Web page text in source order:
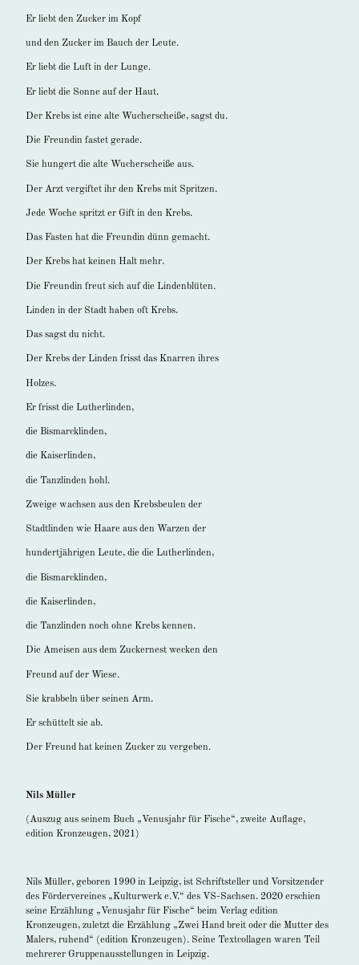
Er liebt den Zucker im Kopf
und den Zucker im Bauch der Leute.
Er liebt die Luft in der Lunge.
Er liebt die Sonne auf der Haut.
Der Krebs ist eine alte Wucherscheiße, sagst du.
Die Freundin fastet gerade.
Sie hungert die alte Wucherscheiße aus.
Der Arzt vergiftet ihr den Krebs mit Spritzen.
Jede Woche spritzt er Gift in den Krebs.
Das Fasten hat die Freundin dünn gemacht.
Der Krebs hat keinen Halt mehr.
Die Freundin freut sich auf die Lindenblüten.
Linden in der Stadt haben oft Krebs.
Das sagst du nicht.
Der Krebs der Linden frisst das Knarren ihres
Holzes.
Er frisst die Lutherlinden,
die Bismarcklinden,
die Kaiserlinden,
die Tanzlinden hohl.
Zweige wachsen aus den Krebsbeulen der
Stadtlinden wie Haare aus den Warzen der
hundertjährigen Leute, die die Lutherlinden,
die Bismarcklinden,
die Kaiserlinden,
die Tanzlinden noch ohne Krebs kennen.
Die Ameisen aus dem Zuckernest wecken den
Freund auf der Wiese.
Sie krabbeln über seinen Arm.
Er schüttelt sie ab.
Der Freund hat keinen Zucker zu vergeben.
Nils Müller
(Auszug aus seinem Buch „Venusjahr für Fische“, zweite Auflage,
edition Kronzeugen, 2021)
Nils Müller, geboren 1990 in Leipzig, ist Schriftsteller und Vorsitzender
des Fördervereines „Kulturwerk e.V.“ des VS-Sachsen. 2020 erschien
seine Erzählung „Venusjahr für Fische“ beim Verlag edition
Kronzeugen, zuletzt die Erzählung „Zwei Hand breit oder die Mutter des
Malers, ruhend“ (edition Kronzeugen). Seine Textcollagen waren Teil
mehrerer Gruppenausstellungen in Leipzig.